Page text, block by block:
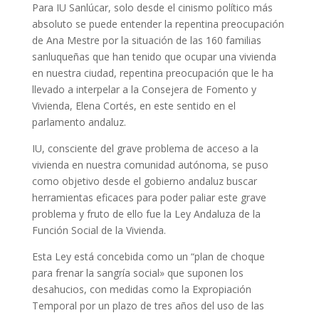
Para IU Sanlúcar, solo desde el cinismo político más
absoluto se puede entender la repentina preocupación
de Ana Mestre por la situación de las 160 familias
sanluqueñas que han tenido que ocupar una vivienda
en nuestra ciudad, repentina preocupación que le ha
llevado a interpelar a la Consejera de Fomento y
Vivienda, Elena Cortés, en este sentido en el
parlamento andaluz.
IU, consciente del grave problema de acceso a la
vivienda en nuestra comunidad autónoma, se puso
como objetivo desde el gobierno andaluz buscar
herramientas eficaces para poder paliar este grave
problema y fruto de ello fue la Ley Andaluza de la
Función Social de la Vivienda.
Esta Ley está concebida como un “plan de choque
para frenar la sangría social» que suponen los
desahucios, con medidas como la Expropiación
Temporal por un plazo de tres años del uso de las